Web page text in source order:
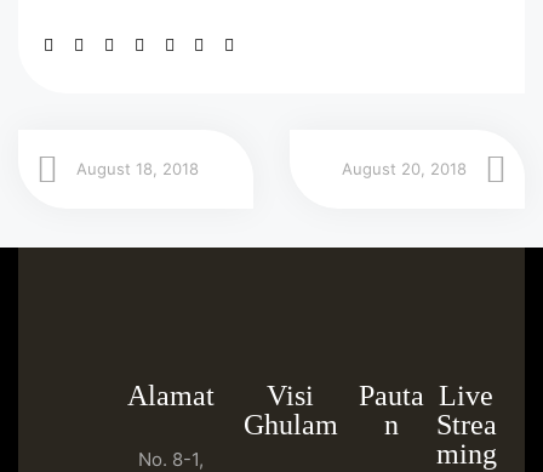
August 18, 2018 August 20, 2018
Alamat
No. 8-1,
Visi
Ghulam
Pauta
n
Live
Strea
ming